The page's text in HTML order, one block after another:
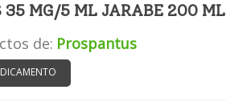
35 MG/5 ML JARABE 200 ML
de: Prospantus